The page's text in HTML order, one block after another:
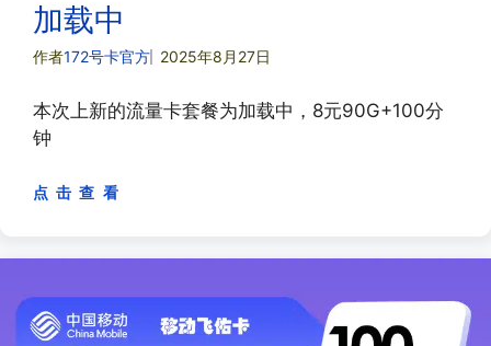
加载中
作者172号卡官方 2025年8月27日
本次上新的流量卡套餐为加载中，8元90G+100分
钟
点 击 查 看